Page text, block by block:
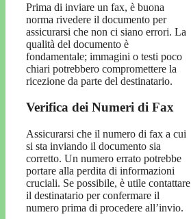
Prima di inviare un fax, è buona
norma rivedere il documento per
assicurarsi che non ci siano errori. La
qualità del documento è
fondamentale; immagini o testi poco
chiari potrebbero compromettere la
ricezione da parte del destinatario.
Verifica dei Numeri di Fax
Assicurarsi che il numero di fax a cui
si sta inviando il documento sia
corretto. Un numero errato potrebbe
portare alla perdita di informazioni
cruciali. Se possibile, è utile contattare
il destinatario per confermare il
numero prima di procedere all’invio.